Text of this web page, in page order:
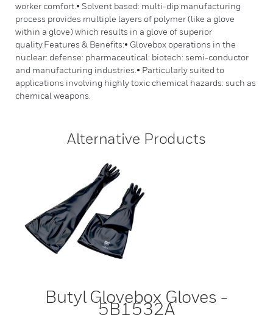
worker comfort.• Solvent based: multi-dip manufacturing
process provides multiple layers of polymer (like a glove
within a glove) which results in a glove of superior
quality.Features & Benefits:• Glovebox operations in the
nuclear: defense: pharmaceutical: biotech: semi-conductor
and manufacturing industries.• Particularly suited to
applications involving highly toxic chemical hazards: such as
chemical weapons.
Alternative Products
Butyl Glovebox Gloves -
5B1532A